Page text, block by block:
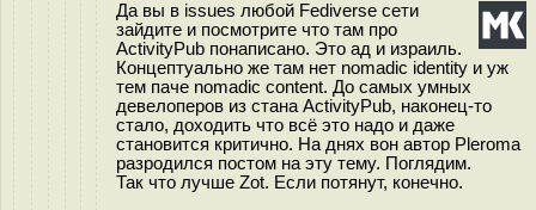
Да вы в issues любой Fediverse сети
зайдите и посмотрите что там про
ActivityPub понаписано. Это ад и израиль.
Концептуально же там нет nomadic identity и уж
тем паче nomadic content. До самых умных
девелоперов из стана ActivityPub, наконец-то
стало, доходить что всё это надо и даже
становится критично. На днях вон автор Pleroma
разродился постом на эту тему. Поглядим.
Так что лучше Zot. Если потянут, конечно.